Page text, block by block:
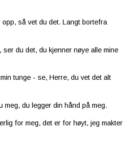
så vet du det. Langt bortefra
ser du det, du kjenner nøye alle mine
tunge - se, Herre, du vet det alt
meg, du legger din hånd på meg.
for meg, det er for høyt, jeg makter